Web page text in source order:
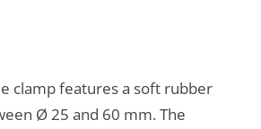
clamp features a soft rubber
Ø 25 and 60 mm. The